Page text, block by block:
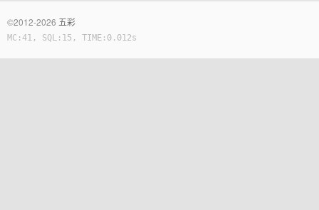
©2012-2026 五彩
MC:41, SQL:15, TIME:0.012s